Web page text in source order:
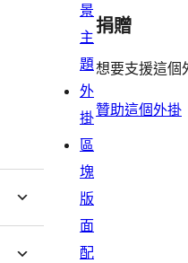
捐贈
想要支援這個
贊助這個外掛
景
主
題
外
掛
區
塊
版
面
配